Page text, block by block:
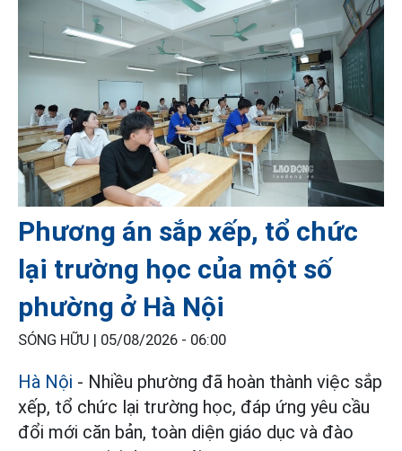
Phương án sắp xếp, tổ chức
lại trường học của một số
phường ở Hà Nội
SÓNG HỮU | 05/08/2026 - 06:00
Hà Nội - Nhiều phường đã hoàn thành việc sắp
xếp, tổ chức lại trường học, đáp ứng yêu cầu
đổi mới căn bản, toàn diện giáo dục và đào